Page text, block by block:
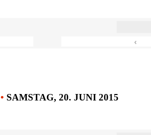
‹
• SAMSTAG, 20. JUNI 2015